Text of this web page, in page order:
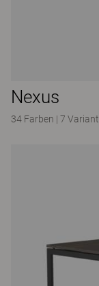
Nexus
34 Farben | 7